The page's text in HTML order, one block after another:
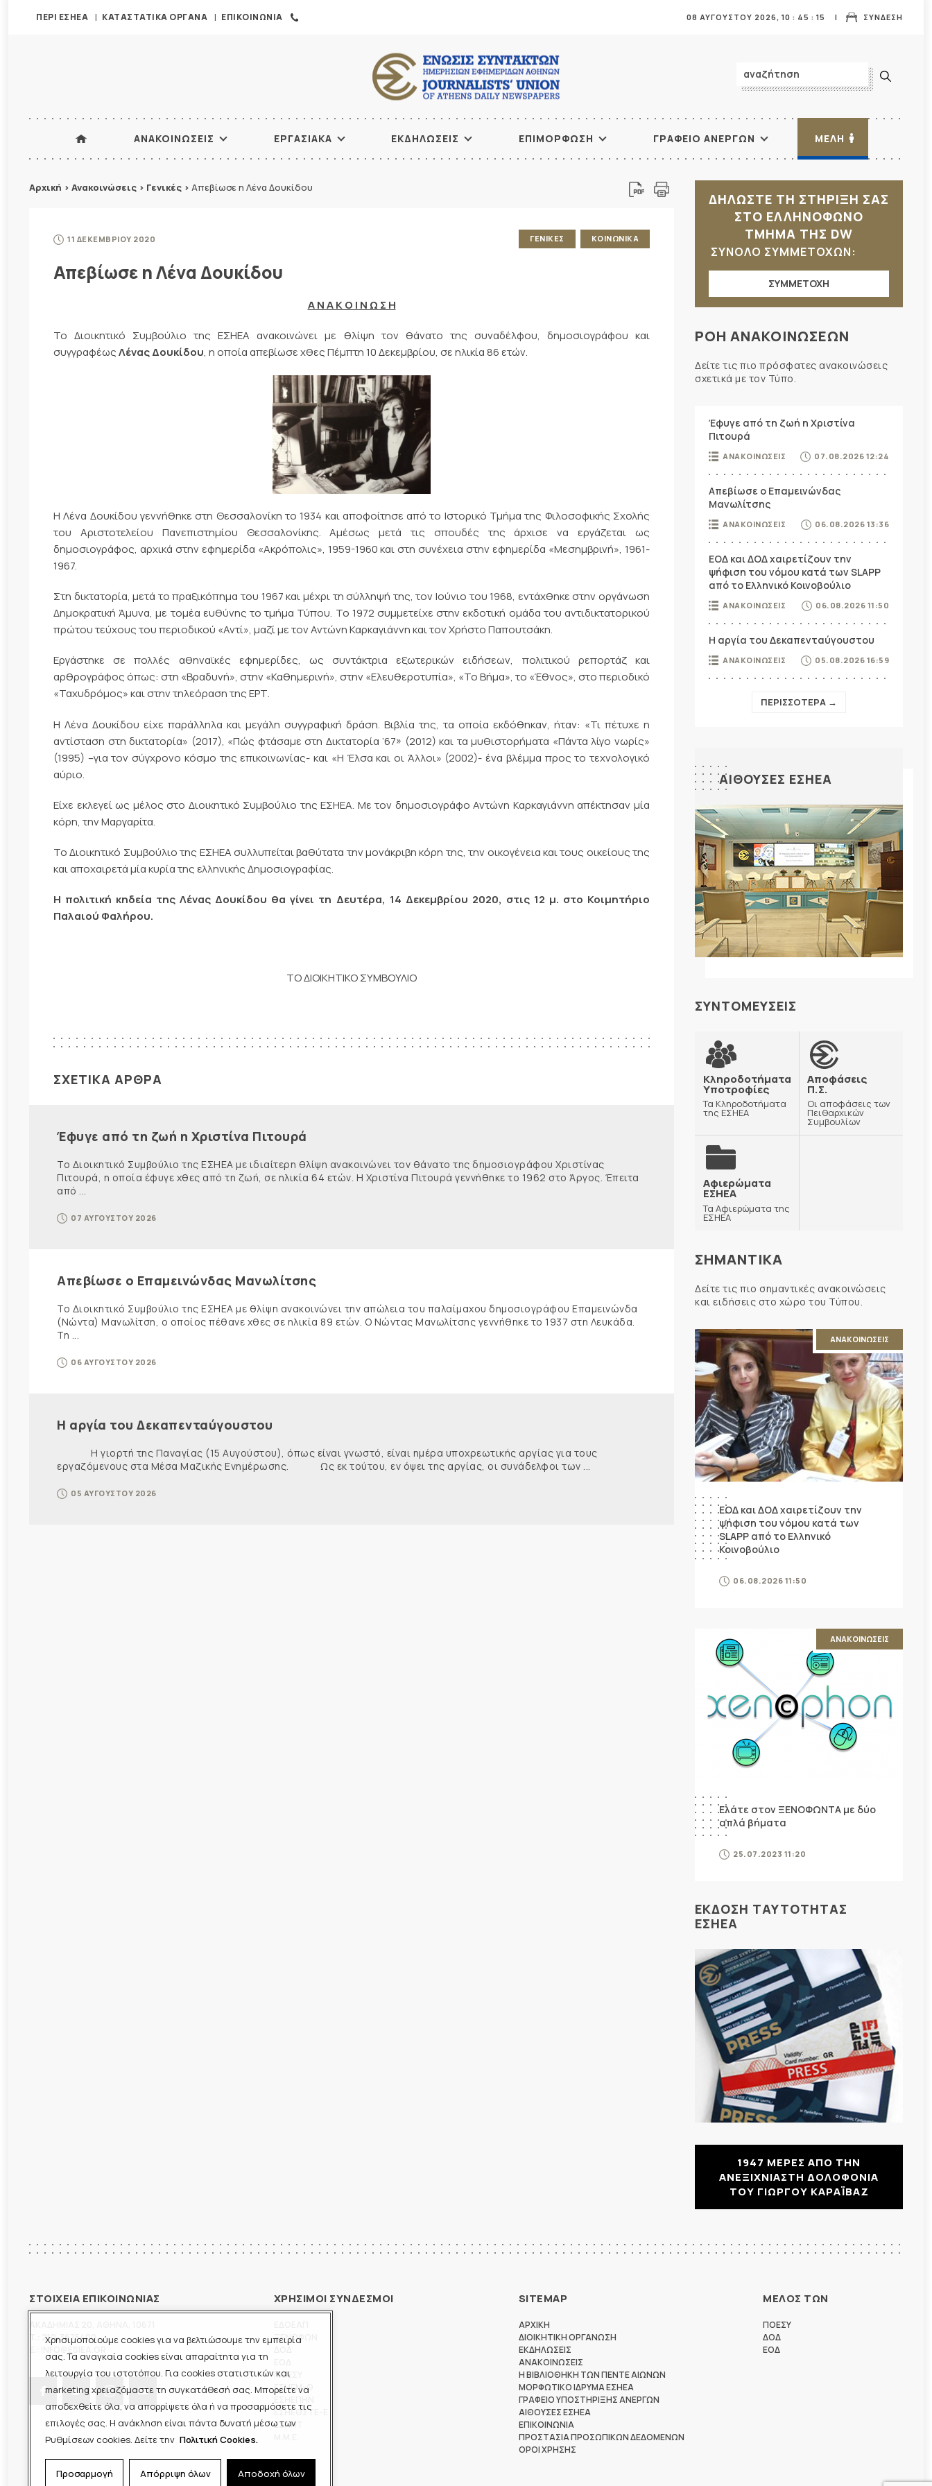
Χρησιμοποιούμε cookies για να βελτιώσουμε την εμπειρία
σας. Τα αναγκαία cookies είναι απαραίτητα για τη
λειτουργία του ιστοτόπου. Για cookies στατιστικών και
marketing χρειαζόμαστε τη συγκατάθεσή σας. Μπορείτε να
αποδεχθείτε όλα, να απορρίψετε όλα ή να προσαρμόσετε τις
επιλογές σας. Η ανάκληση είναι πάντα δυνατή μέσω των
Ρυθμίσεων cookies. Δείτε την Πολιτική Cookies.
Προσαρμογή Απόρριψη όλων Αποδοχή όλων
ΠΕΡΙ ΕΣΗΕΑ ΚΑΤΑΣΤΑΤΙΚΑ ΟΡΓΑΝΑ ΕΠΙΚΟΙΝΩΝΙΑ ΣΥΝΔΕΣΗ
08 ΑΥΓΟΥΣΤΟΥ 2026, 10 : 45 : 16
ΑΝΑΚΟΙΝΩΣΕΙΣ ΕΡΓΑΣΙΑΚΑ ΕΚΔΗΛΩΣΕΙΣ ΕΠΙΜΟΡΦΩΣΗ ΓΡΑΦΕΙΟ ΑΝΕΡΓΩΝ ΜΕΛΗ
Αρχική > Ανακοινώσεις > Γενικές > Απεβίωσε η Λένα Δουκίδου
11 ΔΕΚΕΜΒΡΙΟΥ 2020 ΓΕΝΙΚΕΣ ΚΟΙΝΩΝΙΚΑ
Απεβίωσε η Λένα Δουκίδου
Α Ν Α Κ Ο Ι Ν Ω Σ Η
Το Διοικητικό Συμβούλιο της ΕΣΗΕΑ ανακοινώνει με θλίψη τον θάνατο της συναδέλφου, δημοσιογράφου και
συγγραφέωςΛένας Δουκίδου, η οποία απεβίωσε χθες Πέμπτη 10 Δεκεμβρίου, σε ηλικία 86 ετών.
Η Λένα Δουκίδου γεννήθηκε στη Θεσσαλονίκη το 1934 και αποφοίτησε από το Ιστορικό Τμήμα της Φιλοσοφικής Σχολής
του Αριστοτελείου Πανεπιστημίου Θεσσαλονίκης. Αμέσως μετά τις σπουδές της άρχισε να εργάζεται ως
δημοσιογράφος, αρχικά στην εφημερίδα «Ακρόπολις», 1959-1960 και στη συνέχεια στην εφημερίδα «Μεσημβρινή», 1961-
1967.
Στη δικτατορία, μετά το πραξικόπημα του 1967 και μέχρι τη σύλληψή της, τον Ιούνιο του 1968, εντάχθηκε στην οργάνωση
Δημοκρατική Άμυνα, με τομέα ευθύνης το τμήμα Τύπου. Το 1972 συμμετείχε στην εκδοτική ομάδα του αντιδικτατορικού
πρώτου τεύχους του περιοδικού «Αντί», μαζί με τον Αντώνη Καρκαγιάννη και τον Χρήστο Παπουτσάκη.
Εργάστηκε σε πολλές αθηναϊκές εφημερίδες, ως συντάκτρια εξωτερικών ειδήσεων, πολιτικού ρεπορτάζ και
αρθρογράφος όπως: στη «Βραδυνή», στην «Καθημερινή», στην «Ελευθεροτυπία», «Το Βήμα», το «Έθνος», στο περιοδικό
«Ταχυδρόμος» και στην τηλεόραση της ΕΡΤ.
Η Λένα Δουκίδου είχε παράλληλα και μεγάλη συγγραφική δράση. Βιβλία της, τα οποία εκδόθηκαν, ήταν: «Τι πέτυχε η
αντίσταση στη δικτατορία» (2017), «Πώς φτάσαμε στη Δικτατορία ’67» (2012) και τα μυθιστορήματα «Πάντα λίγο νωρίς»
(1995) –για τον σύγχρονο κόσμο της επικοινωνίας- και «Η Έλσα και οι Άλλοι» (2002)- ένα βλέμμα προς το τεχνολογικό
αύριο.
Είχε εκλεγεί ως μέλος στο Διοικητικό Συμβούλιο της ΕΣΗΕΑ. Με τον δημοσιογράφο Αντώνη Καρκαγιάννη απέκτησαν μία
κόρη, την Μαργαρίτα.
Το Διοικητικό Συμβούλιο της ΕΣΗΕΑ συλλυπείται βαθύτατα την μονάκριβη κόρη της, την οικογένεια και τους οικείους της
και αποχαιρετά μία κυρία της ελληνικής Δημοσιογραφίας.
Η πολιτική κηδεία της Λένας Δουκίδου θα γίνει τη Δευτέρα, 14 Δεκεμβρίου 2020, στις 12 μ. στο Κοιμητήριο
Παλαιού Φαλήρου.
ΤΟ ΔΙΟΙΚΗΤΙΚΟ ΣΥΜΒΟΥΛΙΟ
ΣΧΕΤΙΚΑ ΑΡΘΡΑ
Έφυγε από τη ζωή η Χριστίνα Πιτουρά
Το Διοικητικό Συμβούλιο της ΕΣΗΕΑ με ιδιαίτερη θλίψη ανακοινώνει τον θάνατο της δημοσιογράφου Χριστίνας
Πιτουρά, η οποία έφυγε χθες από τη ζωή, σε ηλικία 64 ετών. Η Χριστίνα Πιτουρά γεννήθηκε το 1962 στο Άργος. Έπειτα
από ...
07 ΑΥΓΟΥΣΤΟΥ 2026
Απεβίωσε ο Επαμεινώνδας Μανωλίτσης
Το Διοικητικό Συμβούλιο της ΕΣΗΕΑ με θλίψη ανακοινώνει την απώλεια του παλαίμαχου δημοσιογράφου Επαμεινώνδα
(Νώντα) Μανωλίτση, ο οποίος πέθανε χθες σε ηλικία 89 ετών. Ο Νώντας Μανωλίτσης γεννήθηκε το 1937 στη Λευκάδα.
Τη ...
06 ΑΥΓΟΥΣΤΟΥ 2026
Η αργία του Δεκαπενταύγουστου
Η γιορτή της Παναγίας (15 Αυγούστου), όπως είναι γνωστό, είναι ημέρα υποχρεωτικής αργίας για τους
εργαζόμενους στα Μέσα Μαζικής Ενημέρωσης. Ως εκ τούτου, εν όψει της αργίας, οι συνάδελφοι των ...
05 ΑΥΓΟΥΣΤΟΥ 2026
ΔΗΛΩΣΤΕ ΤΗ ΣΤΗΡΙΞΗ ΣΑΣ
ΣΤΟ ΕΛΛΗΝΟΦΩΝΟ
ΤΜΗΜΑ ΤΗΣ DW
ΣΥΝΟΛΟ ΣΥΜΜΕΤΟΧΩΝ:
ΣΥΜΜΕΤΟΧΗ
ΡΟΗ ΑΝΑΚΟΙΝΩΣΕΩΝ
Δείτε τις πιο πρόσφατες ανακοινώσεις
σχετικά με τον Τύπο.
Έφυγε από τη ζωή η Χριστίνα
Πιτουρά
ΑΝΑΚΟΙΝΩΣΕΙΣ 07.08.2026 12:24
Απεβίωσε ο Επαμεινώνδας
Μανωλίτσης
ΑΝΑΚΟΙΝΩΣΕΙΣ 06.08.2026 13:36
ΕΟΔ και ΔΟΔ χαιρετίζουν την
ψήφιση του νόμου κατά των SLAPP
από το Ελληνικό Κοινοβούλιο
ΑΝΑΚΟΙΝΩΣΕΙΣ 06.08.2026 11:50
Η αργία του Δεκαπενταύγουστου
ΑΝΑΚΟΙΝΩΣΕΙΣ 05.08.2026 16:59
ΠΕΡΙΣΣΟΤΕΡΑ →
ΑΙΘΟΥΣΕΣ ΕΣΗΕΑ
ΣΥΝΤΟΜΕΥΣΕΙΣ
Κληροδοτήματα
Υποτροφίες
Τα Κληροδοτήματα
της ΕΣΗΕΑ
Αποφάσεις
Π.Σ.
Οι αποφάσεις των
Πειθαρχικών
Συμβουλίων
Αφιερώματα
ΕΣΗΕΑ
Τα Αφιερώματα της
ΕΣΗΕΑ
ΣΗΜΑΝΤΙΚΑ
Δείτε τις πιο σημαντικές ανακοινώσεις
και ειδήσεις στο χώρο του Τύπου.
ΑΝΑΚΟΙΝΩΣΕΙΣ
ΕΟΔ και ΔΟΔ χαιρετίζουν την
ψήφιση του νόμου κατά των
SLAPP από το Ελληνικό
Κοινοβούλιο
06.08.2026 11:50
ΑΝΑΚΟΙΝΩΣΕΙΣ
Ελάτε στον ΞΕΝΟΦΩΝΤΑ με δύο
απλά βήματα
25.07.2023 11:20
ΕΚΔΟΣΗ ΤΑΥΤΟΤΗΤΑΣ
ΕΣΗΕΑ
1947 ΜΕΡΕΣ ΑΠΟ ΤΗΝ
ΑΝΕΞΙΧΝΙΑΣΤΗ ΔΟΛΟΦΟΝΙΑ
ΤΟΥ ΓΙΩΡΓΟΥ ΚΑΡΑΪΒΑΖ
ΣΤΟΙΧΕΙΑ ΕΠΙΚΟΙΝΩΝΙΑΣ
210-3675400
ΧΡΗΣΙΜΟΙ ΣΥΝΔΕΣΜΟΙ
ΞΕΝΟΦΩΝ
ΠΟΕΣΥ
ΕΣΗΕΜ-Θ
ΕΣΗΕΘΣΤΕ-Ε
ΕΣΠΗΤ
SITEMAP
ΑΡΧΙΚΗ
ΔΙΟΙΚΗΤΙΚΗ ΟΡΓΑΝΩΣΗ
ΕΚΔΗΛΩΣΕΙΣ
ΑΝΑΚΟΙΝΩΣΕΙΣ
Η ΒΙΒΛΙΟΘΗΚΗ ΤΩΝ ΠΕΝΤΕ ΑΙΩΝΩΝ
ΜΟΡΦΩΤΙΚΟ ΙΔΡΥΜΑ ΕΣΗΕΑ
ΓΡΑΦΕΙΟ ΥΠΟΣΤΗΡΙΞΗΣ ΑΝΕΡΓΩΝ
ΑΙΘΟΥΣΕΣ ΕΣΗΕΑ
ΕΠΙΚΟΙΝΩΝΙΑ
ΠΡΟΣΤΑΣΙΑ ΠΡΟΣΩΠΙΚΩΝ ΔΕΔΟΜΕΝΩΝ
ΟΡΟΙ ΧΡΗΣΗΣ
ΜΕΛΟΣ ΤΩΝ
ΠΟΕΣΥ
ΔΟΔ
ΕΟΔ